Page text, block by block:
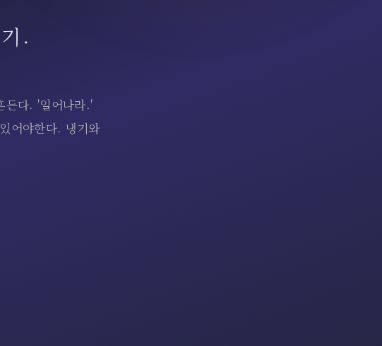
.
든다. '일어나라.'
어야한다. 냉기와